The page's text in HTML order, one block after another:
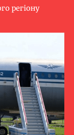
регіону